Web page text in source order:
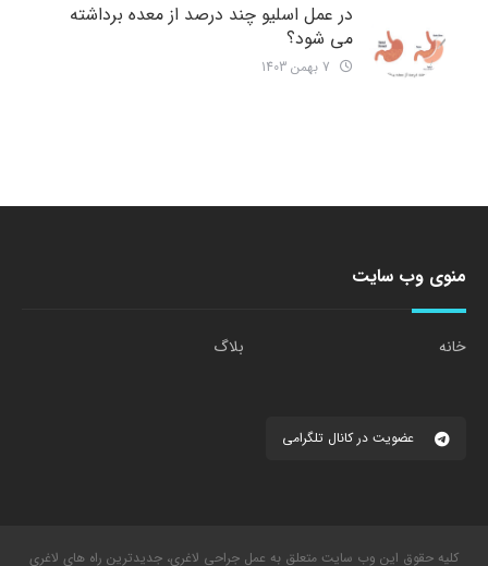
در عمل اسلیو چند درصد از معده برداشته
می شود؟
منوی وب سایت
خانه بلاگ
عضویت در کانال تلگرامی
کلیه حقوق این وب سایت متعلق به عمل جراحی لاغری، جدیدترین راه های لاغری